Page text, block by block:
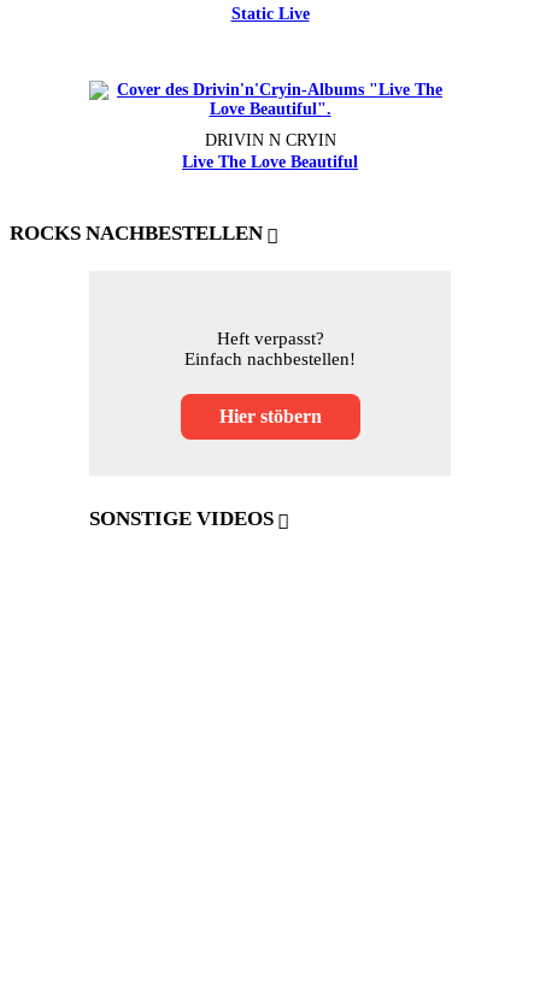
Static Live
DRIVIN N CRYIN
Live The Love Beautiful
ROCKS NACHBESTELLEN
Heft verpasst?
Einfach nachbestellen!
Hier stöbern
SONSTIGE VIDEOS